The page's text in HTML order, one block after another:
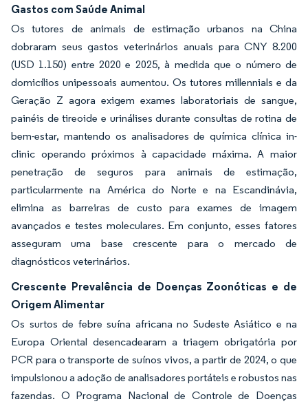
Gastos com Saúde Animal
Os tutores de animais de estimação urbanos na China
dobraram seus gastos veterinários anuais para CNY 8.200
(USD 1.150) entre 2020 e 2025, à medida que o número de
domicílios unipessoais aumentou. Os tutores millennials e da
Geração Z agora exigem exames laboratoriais de sangue,
painéis de tireoide e urinálises durante consultas de rotina de
bem-estar, mantendo os analisadores de química clínica in-
clinic operando próximos à capacidade máxima. A maior
penetração de seguros para animais de estimação,
particularmente na América do Norte e na Escandinávia,
elimina as barreiras de custo para exames de imagem
avançados e testes moleculares. Em conjunto, esses fatores
asseguram uma base crescente para o mercado de
diagnósticos veterinários.
Crescente Prevalência de Doenças Zoonóticas e de
Origem Alimentar
Os surtos de febre suína africana no Sudeste Asiático e na
Europa Oriental desencadearam a triagem obrigatória por
PCR para o transporte de suínos vivos, a partir de 2024, o que
impulsionou a adoção de analisadores portáteis e robustos nas
fazendas. O Programa Nacional de Controle de Doenças